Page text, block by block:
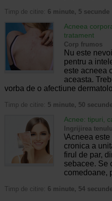
Timp de citire: 6 minute, 5 secunde
Acneea
tratament
Corp frumos
Nu este
pentru a
este acneea
aceasta.
vorba de o afectiune
Timp de citire: 5 minute, 50 secunde
Acnee: tipuri,
Ingrijirea
\Acneea
cronica a
firul de par,
sebacee. Se
comedoane,
Timp de citire: 6 minute, 54 secunde